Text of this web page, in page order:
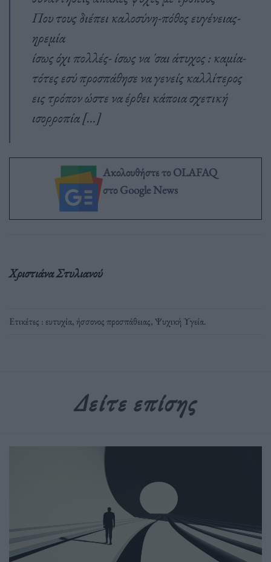
Που τους διέπει καλοσύνη-πόθος ευγένειας-
ηρεμία
ίσως όχι πολλές- ίσως να ´σαι άτυχος : καμία-
τότες εσύ προσπάθησε να γενείς καλλίτερος
εις τρόπον ώστε να έρθει κάποια σχετική
ισορροπία […]
Ακολουθήστε το OLAFAQ
στο Google News
Χριστιάνα Στυλιανού
Ετικέτες : ευτυχία,ήσσονος προσπάθειας,Ψυχική Υγεία.
Δείτε επίσης